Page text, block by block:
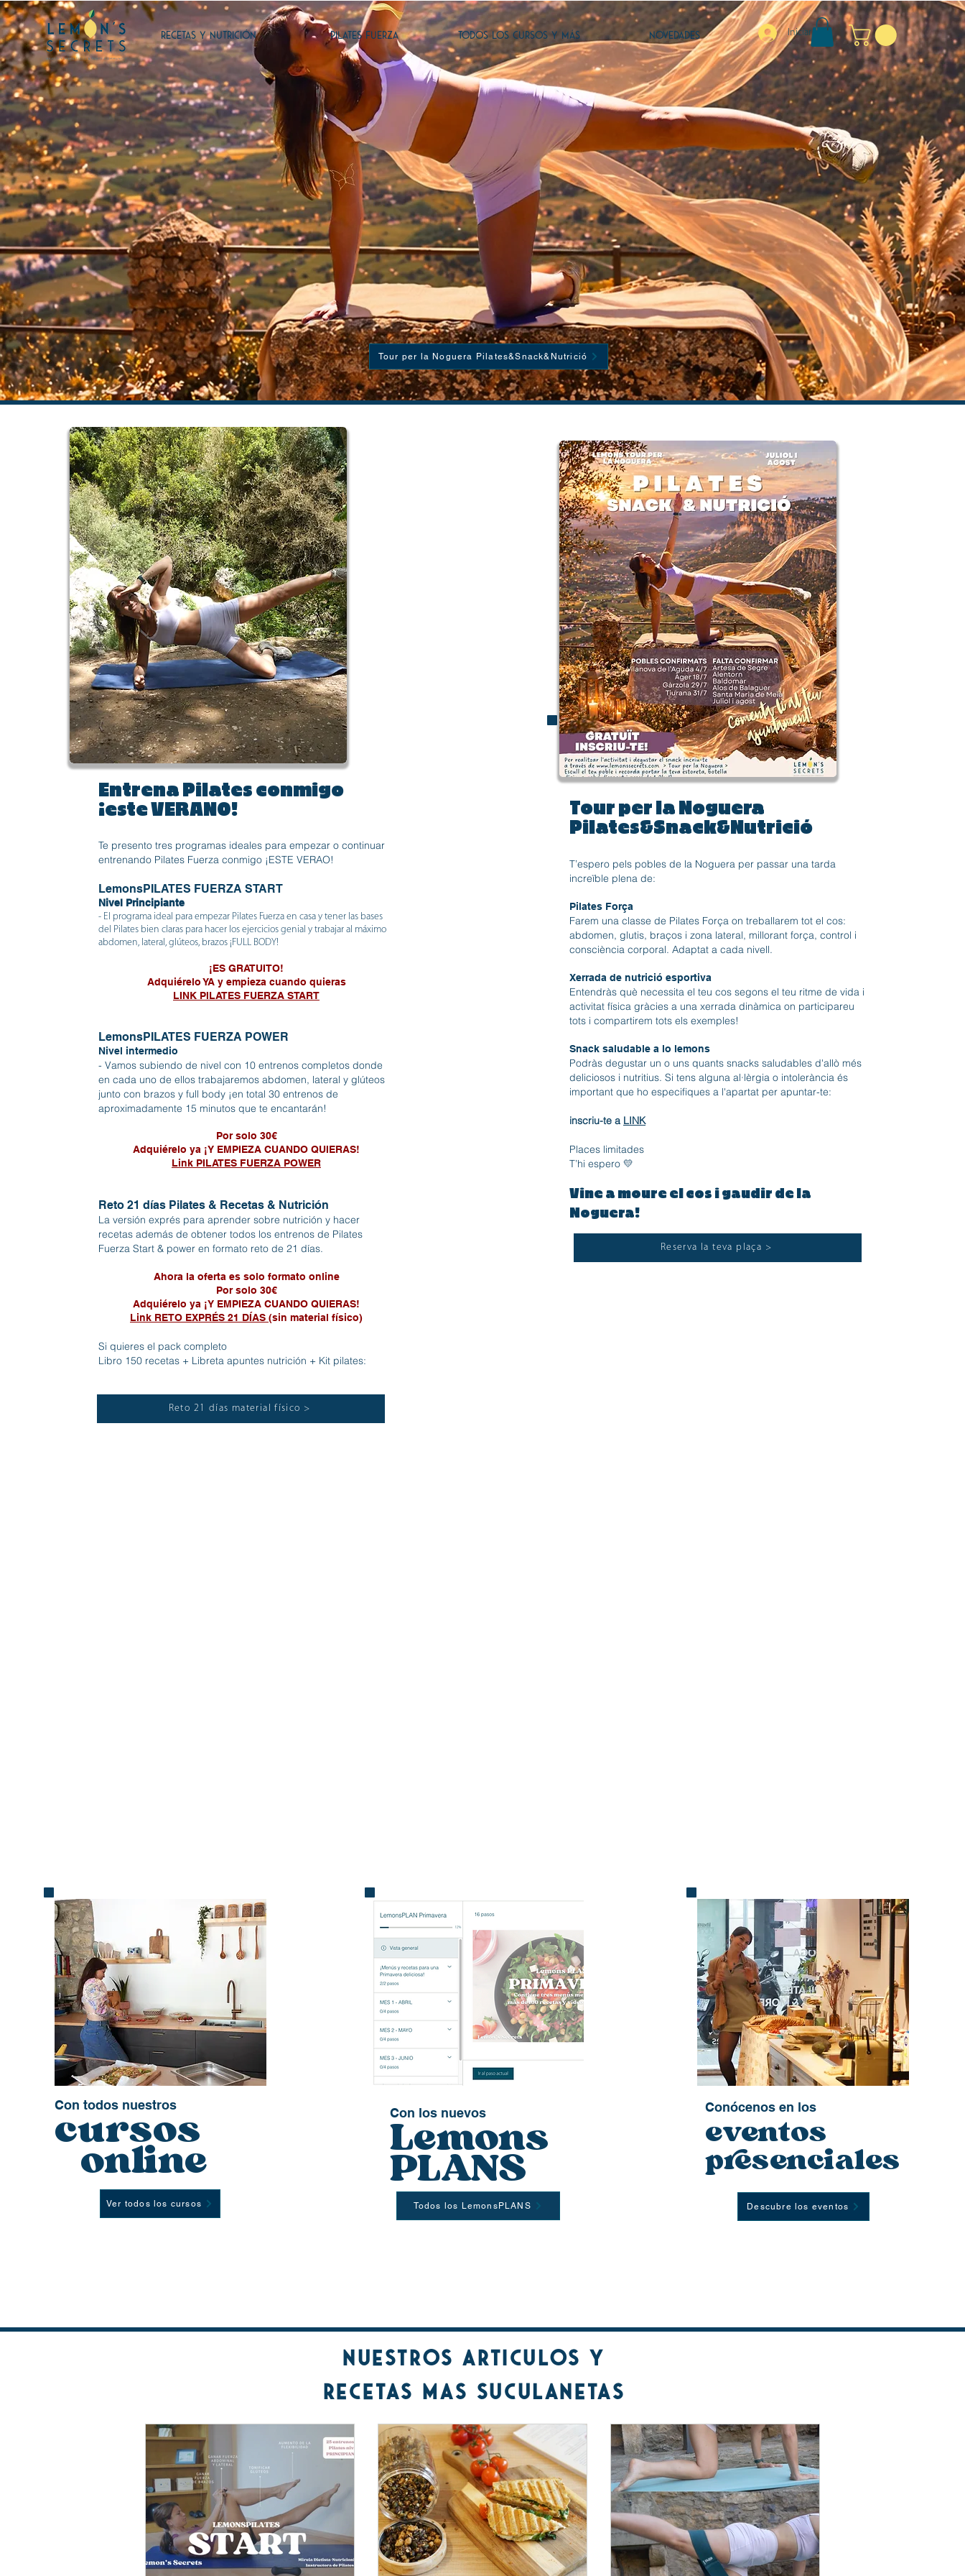
RECETAS Y NUTRICIÓN PILATES FUERZA TODOS LOS CURSOS Y MÁS NOVEDADES Iniciar sesión
Tour per la Noguera Pilates&Snack&Nutrició
Entrena Pilates conmigo
¡este VERANO!
Te presento tres programas ideales para empezar o continuar
entrenando Pilates Fuerza conmigo ¡ESTE VERAO!
LemonsPILATES FUERZA START
Nivel Principiante
- El programa ideal para empezar Pilates Fuerza en casa y tener las bases
del Pilates bien claras para hacer los ejercicios genial y trabajar al máximo
abdomen, lateral, glúteos, brazos ¡FULL BODY!
¡ES GRATUITO!
Adquiérelo YA y empieza cuando quieras
LINK PILATES FUERZA START
LemonsPILATES FUERZA POWER
Nivel intermedio
- Vamos subiendo de nivel con 10 entrenos completos donde
en cada uno de ellos trabajaremos abdomen, lateral y glúteos
junto con brazos y full body ¡en total 30 entrenos de
aproximadamente 15 minutos que te encantarán!
Por solo 30€
Adquiérelo ya ¡Y EMPIEZA CUANDO QUIERAS!
Link PILATES FUERZA POWER
Reto 21 días Pilates & Recetas & Nutrición
La versión exprés para aprender sobre nutrición y hacer
recetas además de obtener todos los entrenos de Pilates
Fuerza Start & power en formato reto de 21 días.
Ahora la oferta es solo formato online
Por solo 30€
Adquiérelo ya ¡Y EMPIEZA CUANDO QUIERAS!
Link RETO EXPRÉS 21 DÍAS (sin material físico)
Si quieres el pack completo
Libro 150 recetas + Libreta apuntes nutrición + Kit pilates:
Reto 21 días material físico >
Tour per la Noguera
Pilates&Snack&Nutrició
T’espero pels pobles de la Noguera per passar una tarda
increïble plena de:
Pilates Força
Farem una classe de Pilates Força on treballarem tot el cos:
abdomen, glutis, braços i zona lateral, millorant força, control i
consciència corporal. Adaptat a cada nivell.
Xerrada de nutrició esportiva
Entendràs què necessita el teu cos segons el teu ritme de vida i
activitat física gràcies a una xerrada dinàmica on participareu
tots i compartirem tots els exemples!
Snack saludable a lo lemons
Podràs degustar un o uns quants snacks saludables d'allò més
deliciosos i nutritius. Si tens alguna al·lèrgia o intolerància és
important que ho especifiques a l'apartat per apuntar-te:​
inscriu-te a LINK
Places limitades
T’hi espero 💛
Vine a moure el cos i gaudir de la
Noguera!
Reserva la teva plaça >
Con todos nuestros
cursos
online
Ver todos los cursos
Con los nuevos
Lemons
PLANS
Todos los LemonsPLANS
Conócenos en los
eventos
presenciales
Descubre los eventos
nuestros articulos y
recetas mas suculanetas